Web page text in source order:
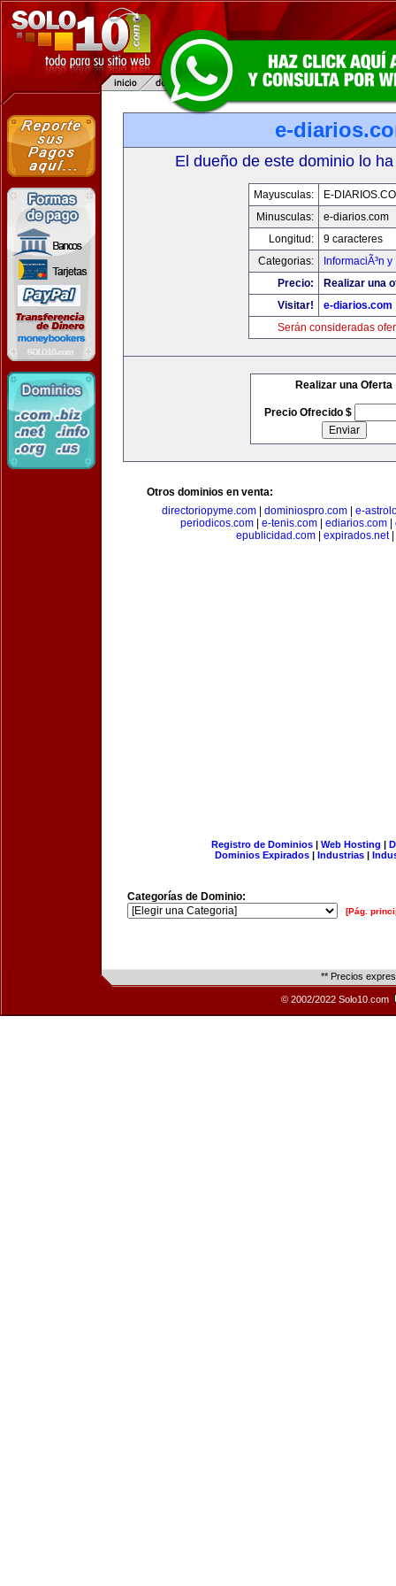
e-
El dueño de este dominio lo
Mayusculas:
E-
Minusculas:
e-diarios.com
Longitud:
9 caracteres
Categorias:
InformaciÃ³n
Precio:
Realizar una
Visitar!
e-diarios.com
Serán consideradas
Realizar una Oferta
Precio Ofrecido $
Otros dominios en venta:
directoriopyme.com| dominiospro.com| e-
periodicos.com| e-tenis.com| ediarios.com|
epublicidad.com
expirados.net|
Registro de Dominios| Web Hosting |
Dominios Expirados | Industrias |
Categorías de Dominio:
[Pág.
** Precios
© 2002/2022 Solo10.com